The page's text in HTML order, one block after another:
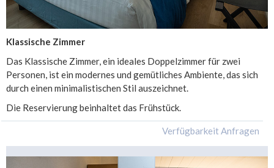
Klassische Zimmer
Das Klassische Zimmer, ein ideales Doppelzimmer für zwei
Personen, ist ein modernes und gemütliches Ambiente, das sich
durch einen minimalistischen Stil auszeichnet.
Die Reservierung beinhaltet das Frühstück.